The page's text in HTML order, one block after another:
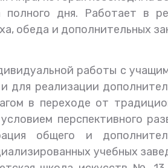
дня. Работает в
обеда и дополнительных
работы с
для реализации
в переходе от
перспективного
общего и
учебных